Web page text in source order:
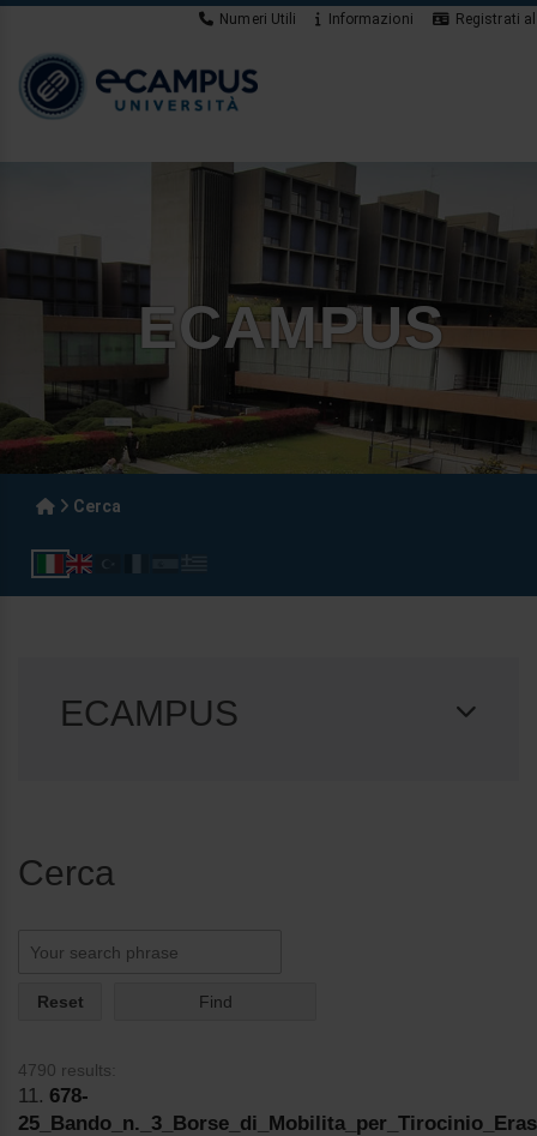
Numeri Utili Informazioni Registrati
ECAMPUS
Cerca
ECAMPUS
Cerca
Reset
4790 results:
11. 678-